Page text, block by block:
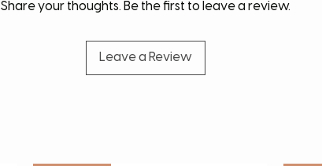
Share your thoughts. Be the first to leave a review.
Leave a Review